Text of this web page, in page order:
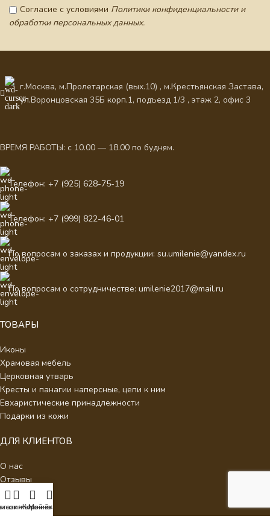
Согласие с условиями Политики конфиденциальности и
обработки персональных данных.
г.Москва, м.Пролетарская (вых.10) , м.Крестьянская Застава,
ул.Воронцовская 35Б корп.1, подъезд 1/3 , этаж 2, офис 3
ВРЕМЯ РАБОТЫ: с 10.00 — 18.00 по будням.
Телефон: +7 (925) 628-75-19
Телефон: +7 (999) 822-46-01
По вопросам о заказах и продукции: su.umilenie@yandex.ru
По вопросам о сотрудничестве: umilenie2017@mail.ru
ТОВАРЫ
Иконы
Храмовая мебель
Церковная утварь
Кресты и панагии наперсные, цепи к ним
Евхаристические принадлежности
Подарки из кожи
ДЛЯ КЛИЕНТОВ
О нас
Отзывы
Новости
Каталогжеланий
Корзина
Мой аккаунт